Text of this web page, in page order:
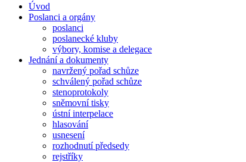
Úvod
Poslanci a orgány
poslanci
poslanecké kluby
výbory, komise a delegace
Jednání a dokumenty
navržený pořad schůze
schválený pořad schůze
stenoprotokoly
sněmovní tisky
ústní interpelace
hlasování
usnesení
rozhodnutí předsedy
rejstříky